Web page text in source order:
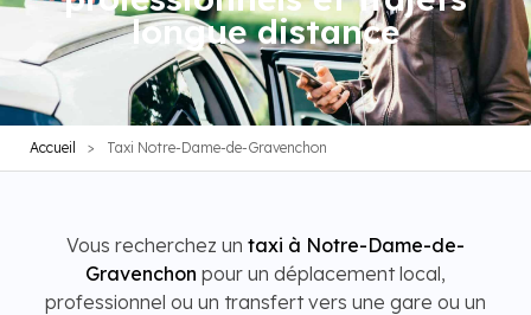
longue distance
Accueil > Taxi Notre-Dame-de-Gravenchon
Vous recherchez un taxi à Notre-Dame-de-
Gravenchon pour un déplacement local,
professionnel ou un transfert vers une gare ou un